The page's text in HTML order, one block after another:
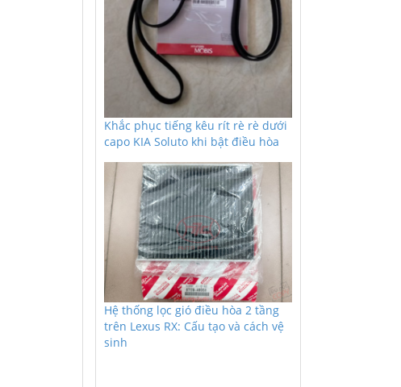
Khắc phục tiếng kêu rít rè rè dưới
capo KIA Soluto khi bật điều hòa
Hệ thống lọc gió điều hòa 2 tầng
trên Lexus RX: Cấu tạo và cách vệ
sinh